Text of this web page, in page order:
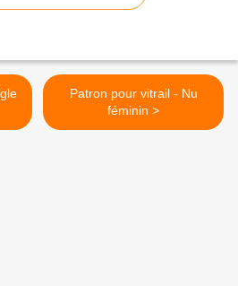
Patron pour vitrail - Nu
féminin >